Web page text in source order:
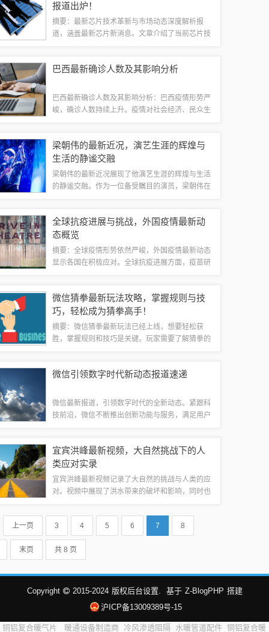
报道出炉！
摘要：最新芯片技术革新与市场动态深度解析报
道，涵盖最新芯片新消息。文章介绍了当前芯片技
芯片行业的最新趋势和发展方向。最新芯片技术...
巴西最新确诊人数及其影响分析
巴西最新确诊人数及其影响分析：巴西疫情形势严
峻，确诊人数持续上升。疫情对社会经济、民众生
措施应对疫情，但仍需谨慎应对可能出现的风...
梁朝伟的最新近况，演艺生涯的辉煌与
生活的静谧交融
梁朝伟的最新近况展现了他演艺生涯的辉煌与生活
的静谧交融。作为一位备受瞩目的演员，梁朝伟在
与工作完美平衡。更多关于梁朝伟的最新动态，...
全球抗疫进展与挑战，外国疫情最新动
态概览
摘要：全球疫情形势依然严峻，外国疫情最新动态
显示各国在积极应对。全球抗疫进展方面，疫苗研
合作，共同应对疫情挑战，促进全球抗疫工作...
微信猜拳最新玩法攻略，掌握规则与技
巧，轻松成为猜拳高手！
摘要：微信猜拳最新玩法已经上线，想要轻松获
胜，掌握规则和技巧是关键。玩家需要了解猜拳的
的概率、运用心理战术等，也能提高获胜的几率...
微信引领数字时代新动态报道速递
微信最新报道，引领数字时代的全新动态。紧跟科
技前沿，微信不断推出创新功能与服务，满足用户
一环。关注微信最新动态，掌握数字时代的脉...
宜宾洪峰最新视频，大自然挑战下的人
类应对实录
宜宾洪峰最新视频记录了大自然的挑战与人类的应
对。视频中展现了洪水带来的破坏和影响，同时也
频，人们可以更加直观地了解洪水灾害的严重性，
以及人类在面对自然灾害时所展现出的勇气和...
上一页 3 4 5 6 7 8
末页 共 8 页
Copyright 2015-2024 版权后台设置. 基于 Z-BlogPHP 搭建
沪ICP备13009389号-15
铜铝复合暖气片 暖通设备制造商 冷风渗透阻隔 水暖管道配件 铜铝复合暖